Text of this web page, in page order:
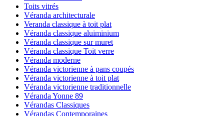
Toits vitrés
Véranda architecturale
Veranda classique à toit plat
Véranda classique aluiminium
Véranda classique sur muret
Véranda classique Toit verre
Véranda moderne
Véranda victorienne à pans coupés
Véranda victorienne à toit plat
Véranda victorienne traditionnelle
Véranda Yonne 89
Vérandas Classiques
Vérandas Contemporaines